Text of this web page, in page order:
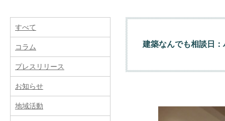
コンセプト
5つのテーマ
提供サービス
建築なんでも相談日
すべて
コラム
プレスリリース
お知らせ
地域活動